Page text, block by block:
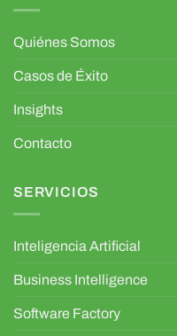
Quiénes Somos
Casos de Éxito
Insights
Contacto
SERVICIOS
Inteligencia Artificial
Business Intelligence
Software Factory